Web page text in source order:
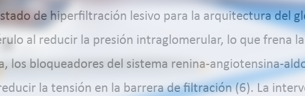
de hiperfiltración lesivo para la arquitectura del
al reducir la presión intraglomerular, lo que frena
los bloqueadores del sistema renina-angiotensina-
la tensión en la barrera de filtración (6). La